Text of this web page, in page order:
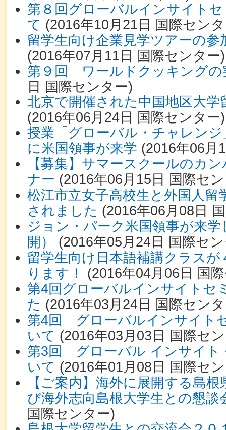
第８回グローバルインサイト
て (2016年10月21日 国際セン
留学生向け企業見学ツアーの
(2016年07月11日 国際センター)
第９回 ワールドクッキングの
日 国際センター)
北京で開催された中国地区大学
(2016年06月24日 国際センター)
授業「グローバル・チャレン
に米国領事が来学 (2016年06月
【募集】サマースクールのカ
ナー (2016年06月15日 国際セ
松江市立女子高校生と外国人留
されました (2016年06月08日
ジョン・パーク米国領事が来
開）
(2016年05月24日 国際セ
留学生向け日本語補講クラス
ります！
(2016年04月06日 国
第4回グローバルインサイトセ
た (2016年03月24日 国際セン
第4回 グローバルインサイト
いて (2016年03月03日 国際セ
第3回 グローバル インサイト
いて (2016年01月08日 国際セ
【ご案内】海外に展開する島
び海外志向島根大学生との懇談
国際センター)